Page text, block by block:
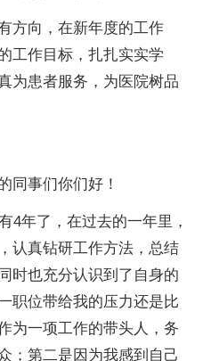
方向，在新年度的工作
工作目标，扎扎实实学
为患者服务，为医院树品
同事们你们好！
4年了，在过去的一年里，
认真钻研工作方法，总结
时也充分认识到了自身的
职位带给我的压力还是比
为一项工作的带头人，务
；第二是因为我感到自己